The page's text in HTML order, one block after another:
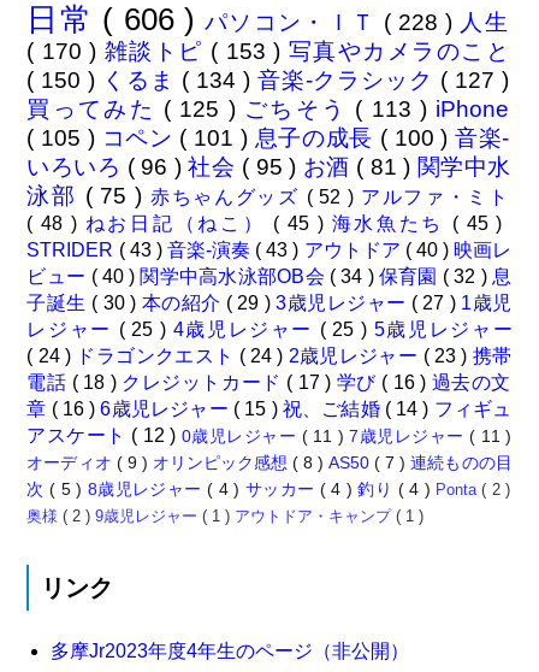
日常 ( 606 )パソコン・ＩＴ ( 228 ) 人生
( 170 ) 雑談トピ ( 153 ) 写真やカメラのこと
( 150 ) くるま ( 134 ) 音楽-クラシック ( 127 )
買ってみた ( 125 ) ごちそう ( 113 ) iPhone
( 105 ) コペン ( 101 ) 息子の成長 ( 100 )音楽-
いろいろ ( 96 )社会 ( 95 ) お酒 ( 81 ) 関学中水
泳部 ( 75 ) 赤ちゃんグッズ ( 52 ) アルファ・ミト
( 48 ) ねお日記（ねこ） ( 45 ) 海水魚たち ( 45 )
STRIDER ( 43 ) 音楽-演奏 ( 43 ) アウトドア ( 40 ) 映画レ
ビュー ( 40 ) 関学中高水泳部OB会 ( 34 ) 保育園 ( 32 ) 息
子誕生 ( 30 ) 本の紹介 ( 29 )3歳児レジャー ( 27 ) 1歳児
レジャー ( 25 ) 4歳児レジャー ( 25 ) 5歳児レジャー
( 24 ) ドラゴンクエスト ( 24 ) 2歳児レジャー ( 23 ) 携帯
電話 ( 18 ) クレジットカード ( 17 ) 学び ( 16 ) 過去の文
章 ( 16 )6歳児レジャー ( 15 ) 祝、ご結婚 ( 14 ) フィギュ
アスケート ( 12 ) 0歳児レジャー ( 11 )7歳児レジャー( 11 )
オーディオ ( 9 ) オリンピック感想( 8 )AS50( 7 )連続ものの目
次( 5 ) 8歳児レジャー( 4 ) サッカー ( 4 )釣り ( 4 ) Ponta( 2 )
奥様( 2 )9歳児レジャー( 1 ) アウトドア・キャンプ( 1 )
リンク
多摩Jr2023年度4年生のページ（非公開）